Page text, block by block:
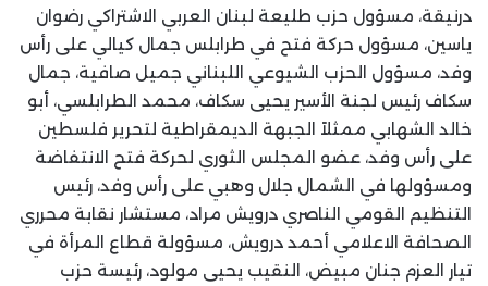
درنيقة، مسؤول حزب طليعة لبنان العربي الاشتراكي رضوان
ياسين، مسؤول حركة فتح في طرابلس جمال كيالي على رأس
وفد، مسؤول الحزب الشيوعي اللبناني جميل صافية، جمال
سكاف رئيس لجنة الأسير يحيى سكاف، محمد الطرابلسي، أبو
خالد الشهابي ممثلاً الجبهة الديمقراطية لتحرير فلسطين
على رأس وفد، عضو المجلس الثوري لحركة فتح الانتفاضة
ومسؤولها في الشمال جلال وهبي على رأس وفد، رئيس
التنظيم القومي الناصري درويش مراد، مستشار نقابة محرري
الصحافة الاعلامي أحمد درويش، مسؤولة قطاع المرأة في
تيار العزم جنان مبيض، النقيب يحيى مولود، رئيسة حزب